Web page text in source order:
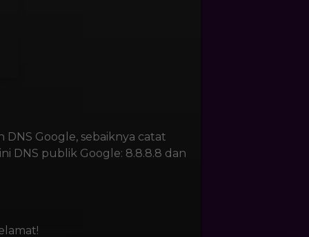
Google, sebaiknya catat
DNS publik Google: 8.8.8.8 dan